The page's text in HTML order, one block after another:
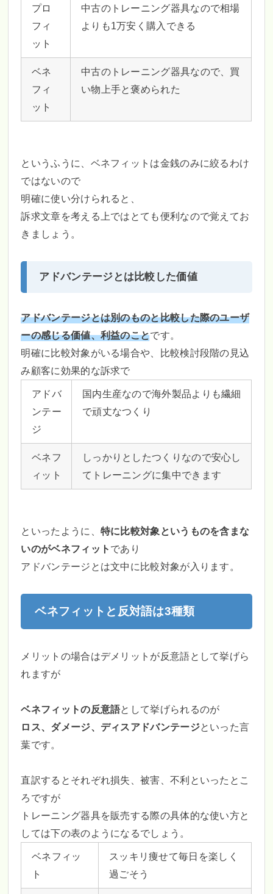
プロ
フィ
ット
中古のトレーニング器具なので相場
よりも1万安く購入できる
ベネ
フィ
ット
中古のトレーニング器具なので、買
い物上手と褒められた
というふうに、ベネフィットは金銭のみに絞るわけ
ではないので
明確に使い分けられると、
訴求文章を考える上ではとても便利なので覚えてお
きましょう。
アドバンテージとは比較した価値
アドバンテージとは別のものと比較した際のユーザ
ーの感じる価値、利益のことです。
明確に比較対象がいる場合や、比較検討段階の見込
み顧客に効果的な訴求で
アドバ
ンテー
ジ
国内生産なので海外製品よりも繊細
で頑丈なつくり
ベネフ
ィット
しっかりとしたつくりなので安心し
てトレーニングに集中できます
といったように、 特に比較対象というものを含まな
いのがベネフィット であり
アドバンテージとは文中に比較対象が入ります。
ベネフィットと反対語は3種類
メリットの場合はデメリットが反意語として挙げら
れますが
ベネフィットの反意語として挙げられるのが
ロス、ダメージ、ディスアドバンテージといった言
葉です。
直訳するとそれぞれ損失、被害、不利といったとこ
ろですが
トレーニング器具を販売する際の具体的な使い方と
しては下の表のようになるでしょう。
ベネフィッ
ト
スッキリ痩せて毎日を楽しく
過ごそう